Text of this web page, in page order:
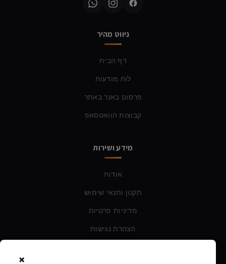
ניווט מהיר
דף הבית
לוח מודעות
פרסום באנר באתר
קבוצות הוואטסאפ
מידע ושירות
אודות
תקנון ותנאי שימוש
מדיניות פרטיות
הצהרת נגישות
×